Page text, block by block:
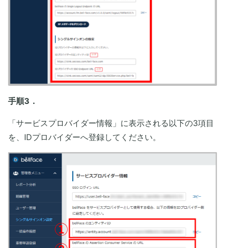
手順3．
「サービスプロバイダー情報」に表示される以下の3項目
を、IDプロバイダーへ登録してください。